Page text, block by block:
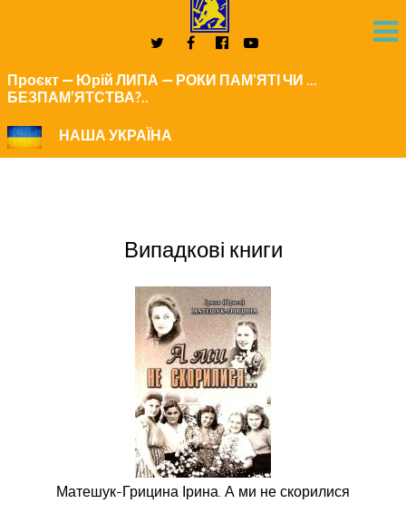
Проєкт — Юрій ЛИПА — РОКИ ПАМ'ЯТІ ЧИ ...
БЕЗПАМ’ЯТСТВА?..
НАША УКРАЇНА
Випадкові книги
Матешук-Грицина Ірина. А ми не скорилися